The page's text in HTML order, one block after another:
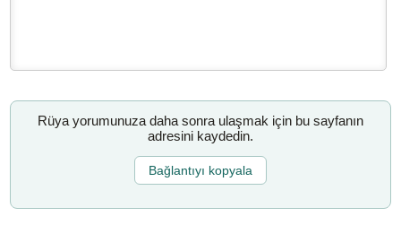
Rüya yorumunuza daha sonra ulaşmak için bu sayfanın
adresini kaydedin.
Bağlantıyı kopyala